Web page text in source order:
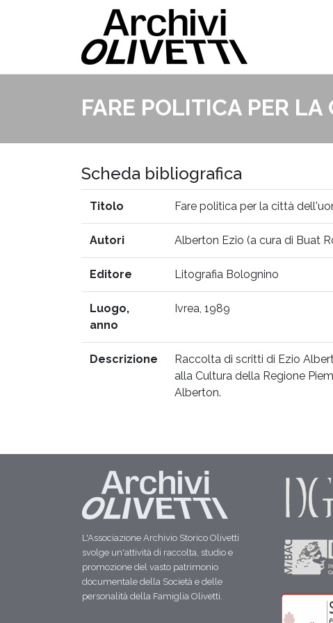
FARE POLITICA PER
Scheda bibliografica
Titolo Fare politica per la città
Autori Alberton Ezio (a cura di Buat
Editore Litografia Bolognino
Luogo,
anno
Ivrea, 1989
Descrizione
Raccolta di scritti di Ezio
alla Cultura della Regione
Alberton.
L'Associazione Archivio Storico Olivetti
svolge un'attività di raccolta, studio e
promozione del vasto patrimonio
documentale della Società e delle
personalità della Famiglia Olivetti.